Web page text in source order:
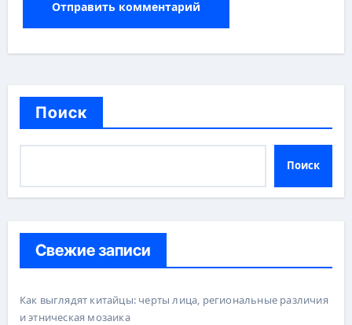
Поиск
Поиск
Свежие записи
Как выглядят китайцы: черты лица, региональные различия
и этническая мозаика